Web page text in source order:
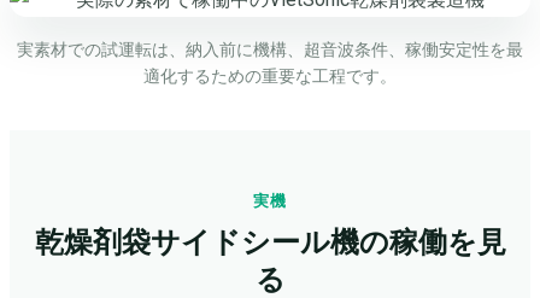
実素材での試運転は、納入前に機構、超音波条件、稼働安定性を最
適化するための重要な工程です。
実機
乾燥剤袋サイドシール機の稼働を見
る